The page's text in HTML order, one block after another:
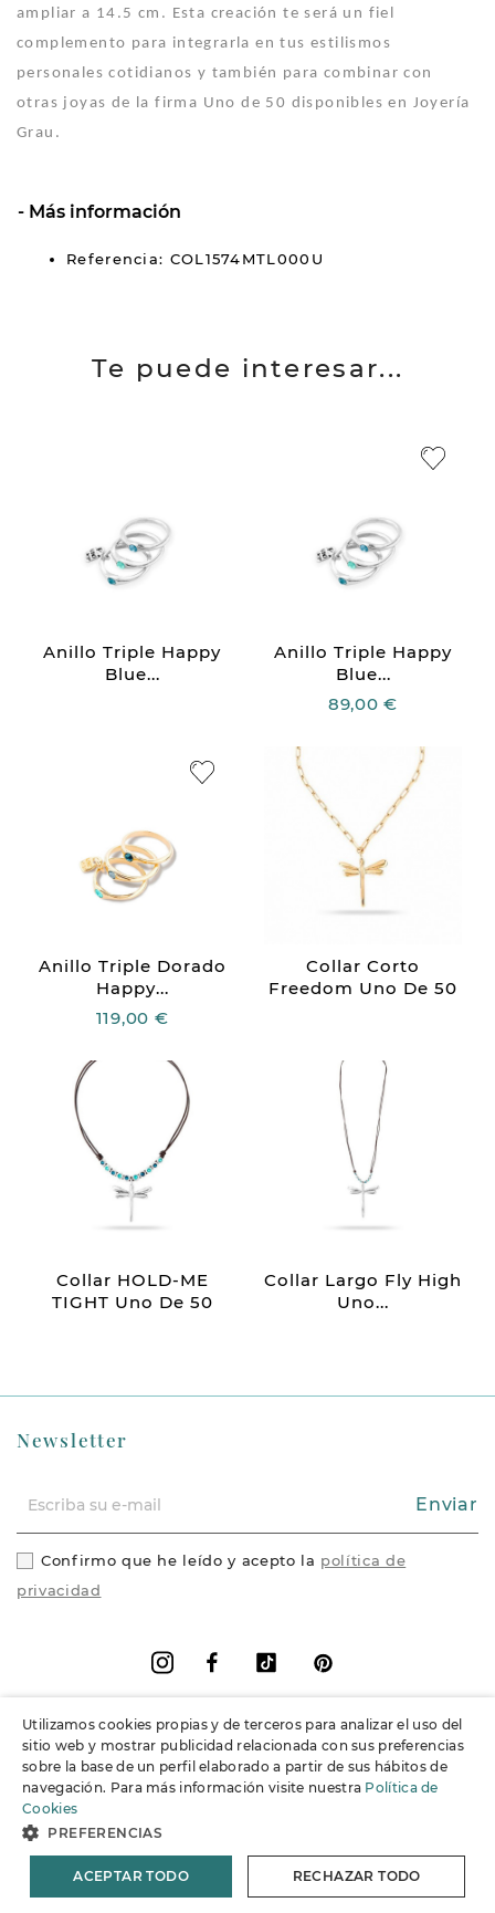
ampliar a 14.5 cm. Esta creación te será un fiel
complemento para integrarla en tus estilismos
personales cotidianos y también para combinar con
otras joyas de la firma Uno de 50 disponibles en Joyería
Grau.
Más información
Referencia: COL1574MTL000U
Te puede interesar...
Anillo Triple Happy
Blue...
Anillo Triple Happy
Blue...
89,00 €
Anillo Triple Dorado
Happy...
119,00 €
Collar Corto
Freedom Uno De 50
Collar HOLD-ME
TIGHT Uno De 50
Collar Largo Fly High
Uno...
Información
Soporte
© 2026 Joieria Grau.España. Todos los derechos reservados.
Newsletter
Enviar
Confirmo que he leído y acepto la política de
privacidad
FacebookVimeo
Instagram
Utilizamos cookies propias y de terceros para analizar el uso del
sitio web y mostrar publicidad relacionada con sus preferencias
sobre la base de un perfil elaborado a partir de sus hábitos de
navegación. Para más información visite nuestra Política de
Cookies
PREFERENCIAS
ACEPTAR TODO RECHAZAR TODO